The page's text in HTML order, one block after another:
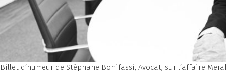
Billet d’humeur de Stéphane Bonifassi, Avocat, sur l’affaire